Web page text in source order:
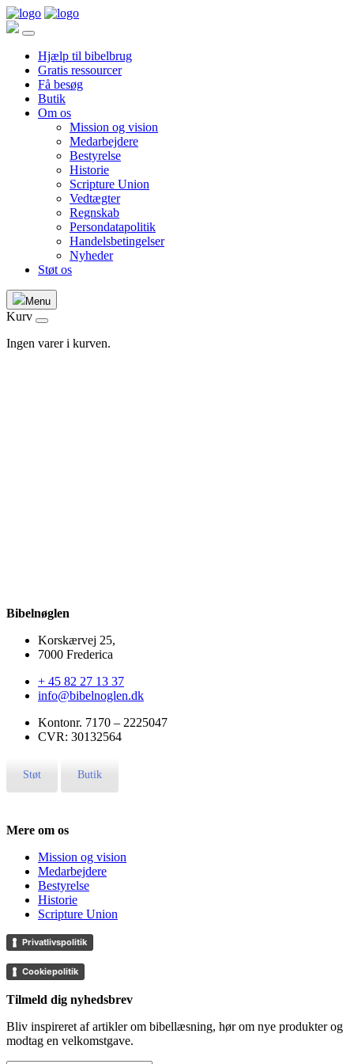
Hjælp til bibelbrug
Gratis ressourcer
Få besøg
Butik
Om os
Mission og vision
Medarbejdere
Bestyrelse
Historie
Scripture Union
Vedtægter
Regnskab
Persondatapolitik
Handelsbetingelser
Nyheder
Støt os
Menu
Kurv
Ingen varer i kurven.
Bibelnøglen
Korskærvej 25,
7000 Frederica
+ 45 82 27 13 37
info@bibelnoglen.dk
Kontonr. ‍7170 – 2225047
CVR: ‍30132564
Støt Butik
Mere om os
Mission og vision
Medarbejdere
Bestyrelse
Historie
Scripture Union
Privatlivspolitik
Cookiepolitik
Tilmeld dig nyhedsbrev
Bliv inspireret af artikler om bibellæsning, hør om nye produkter og
modtag en velkomstgave.